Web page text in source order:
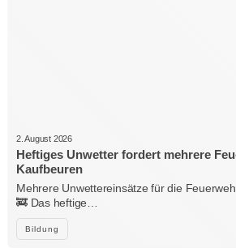
Bildung
2. August 2026
Heftiges Unwetter fordert mehrere
Kaufbeuren
Mehrere Unwettereinsätze für die
🚒 Das heftige…